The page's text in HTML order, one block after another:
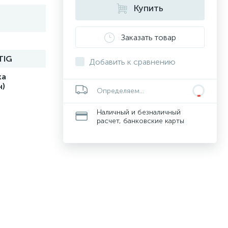
Купить
Заказать товар
Добавить к сравнению
Определяем...
Наличный и безналичный
расчет, банковские карты